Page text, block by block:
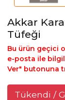
Akkar
Tüfeği
Bu ürün geçici
e-posta ile
Ver" butonuna
Tükendi /